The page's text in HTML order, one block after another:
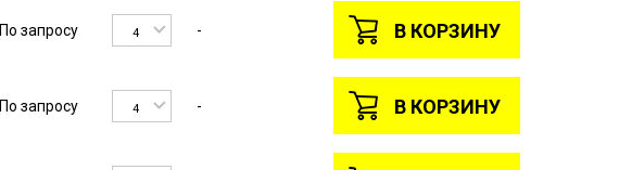
По запросу 4 - В КОРЗИНУ
По запросу 4 - В КОРЗИНУ